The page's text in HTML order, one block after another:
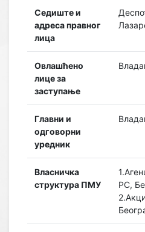
Седиште и
адреса правног
лица
Овлашћено
лице за
заступање
Главни и
одговорни
уредник
Власничка
структура ПМУ
РС,